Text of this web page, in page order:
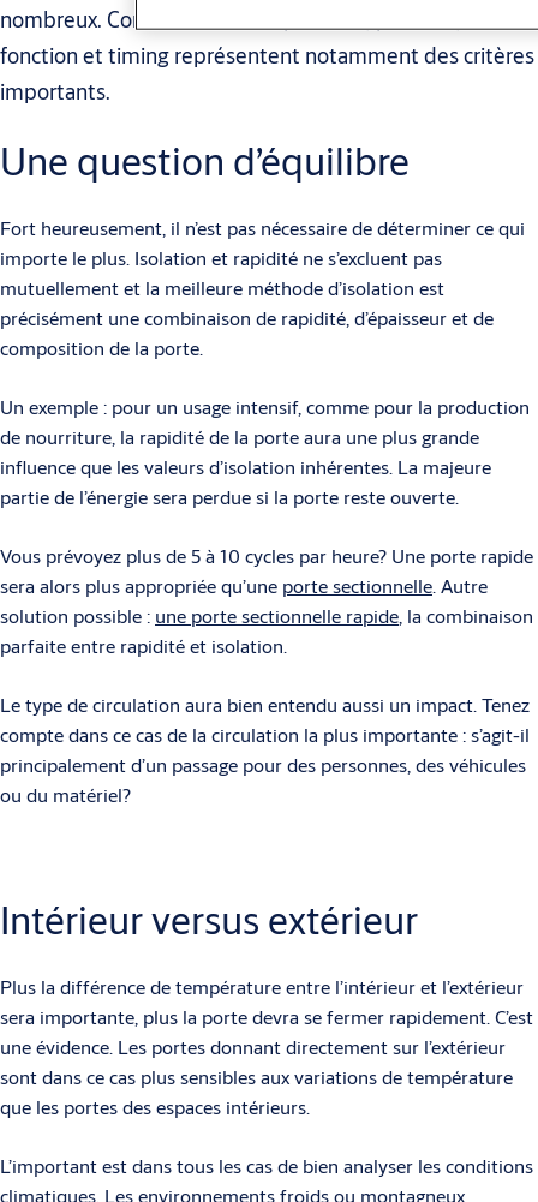
nombreux. Contrôle de la température, pression,
fonction et timing représentent notamment des critères
importants.
Une question d’équilibre
Fort heureusement, il n’est pas nécessaire de déterminer ce qui
importe le plus. Isolation et rapidité ne s’excluent pas
mutuellement et la meilleure méthode d’isolation est
précisément une combinaison de rapidité, d’épaisseur et de
composition de la porte.
Un exemple : pour un usage intensif, comme pour la production
de nourriture, la rapidité de la porte aura une plus grande
influence que les valeurs d’isolation inhérentes. La majeure
partie de l’énergie sera perdue si la porte reste ouverte.
Vous prévoyez plus de 5 à 10 cycles par heure? Une porte rapide
sera alors plus appropriée qu’une porte sectionnelle. Autre
solution possible : une porte sectionnelle rapide, la combinaison
parfaite entre rapidité et isolation.
Le type de circulation aura bien entendu aussi un impact. Tenez
compte dans ce cas de la circulation la plus importante : s’agit-il
principalement d’un passage pour des personnes, des véhicules
ou du matériel?
Intérieur versus extérieur
Plus la différence de température entre l’intérieur et l’extérieur
sera importante, plus la porte devra se fermer rapidement. C’est
une évidence. Les portes donnant directement sur l’extérieur
sont dans ce cas plus sensibles aux variations de température
que les portes des espaces intérieurs.
L’important est dans tous les cas de bien analyser les conditions
climatiques. Les environnements froids ou montagneux